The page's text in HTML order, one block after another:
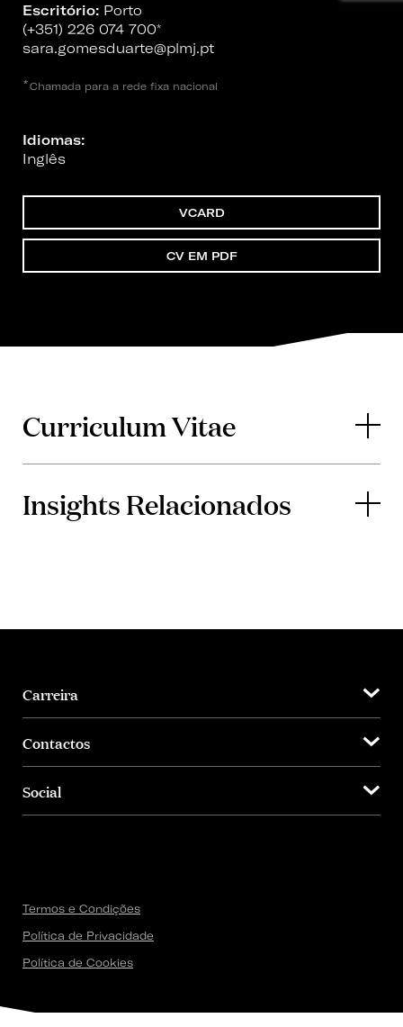
Escritório: Porto
(+351) 226 074 700*
sara.gomesduarte@plmj.pt
* Chamada para a rede fixa nacional
Idiomas:
Inglês
VCARD
CV EM PDF
Curriculum Vitae
Insights Relacionados
Carreira
Contactos
Social
Termos e Condições
Política de Privacidade
Política de Cookies